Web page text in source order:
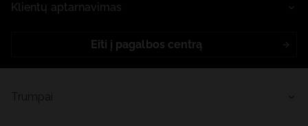
Klientų aptarnavimas
Eiti į pagalbos centrą